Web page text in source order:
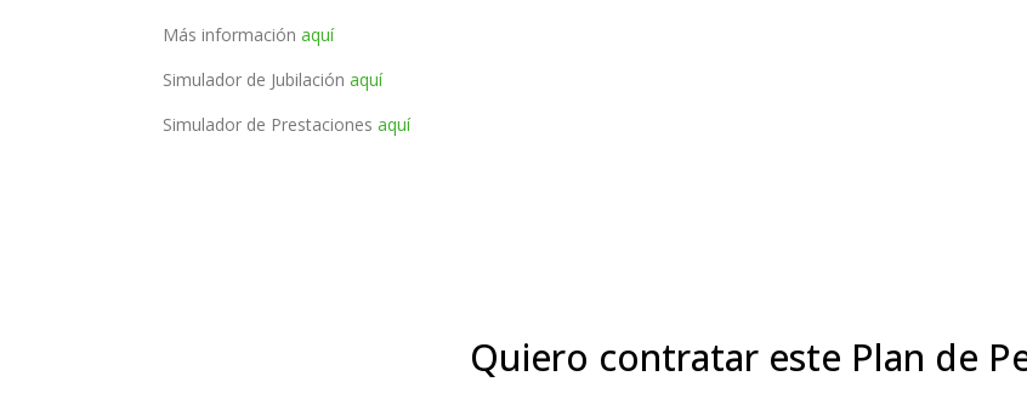
Más informaciónaquí
Simulador de Jubilaciónaquí
Simulador de Prestacionesaquí
Quiero contratar este Plan de